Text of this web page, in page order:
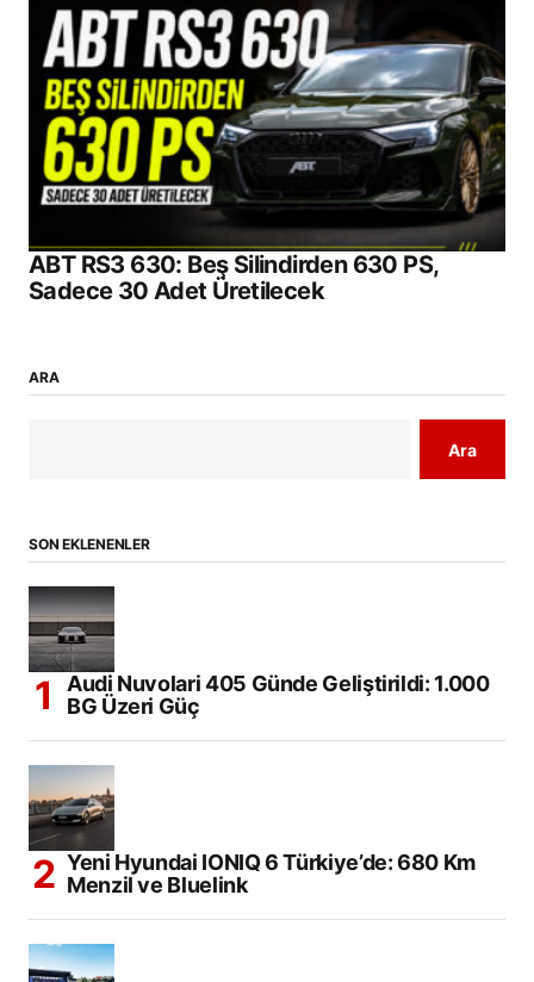
ABT RS3 630: Beş Silindirden 630 PS,
Sadece 30 Adet Üretilecek
ARA
Ara
SON EKLENENLER
Audi Nuvolari 405 Günde Geliştirildi: 1.000
BG Üzeri Güç
Yeni Hyundai IONIQ 6 Türkiye’de: 680 Km
Menzil ve Bluelink